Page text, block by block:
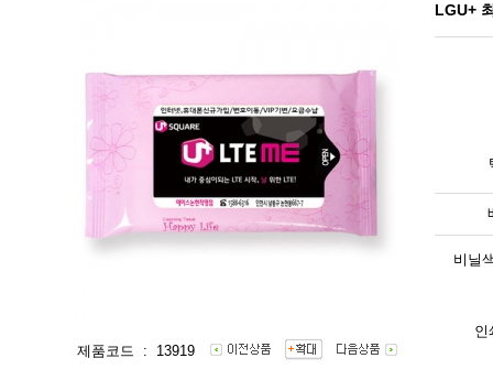
제품코드 : 13919
LGU+
비닐